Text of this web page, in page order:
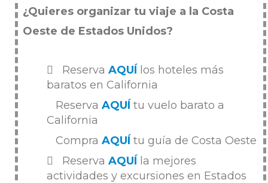
¿Quieres organizar tu viaje a la Costa
Oeste de Estados Unidos?
Reserva AQUÍ los hoteles más
baratos en California
Reserva AQUÍ tu vuelo barato a
California
Compra AQUÍ tu guía de Costa Oeste
Reserva AQUÍ la mejores
actividades y excursiones en Estados